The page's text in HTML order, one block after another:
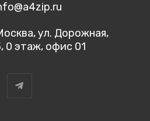
ул. Дорожная,
0 этаж, офис 01